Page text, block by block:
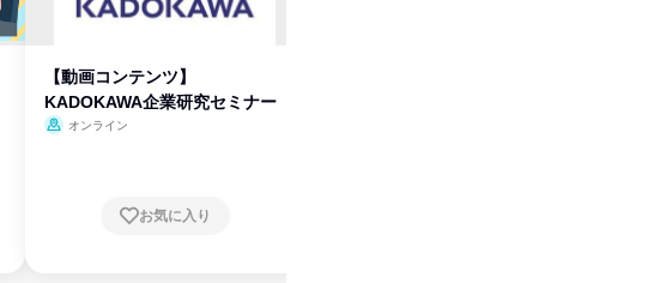
【動画コンテンツ】
KADOKAWA企業研究セミナー
オンライン
お気に入り